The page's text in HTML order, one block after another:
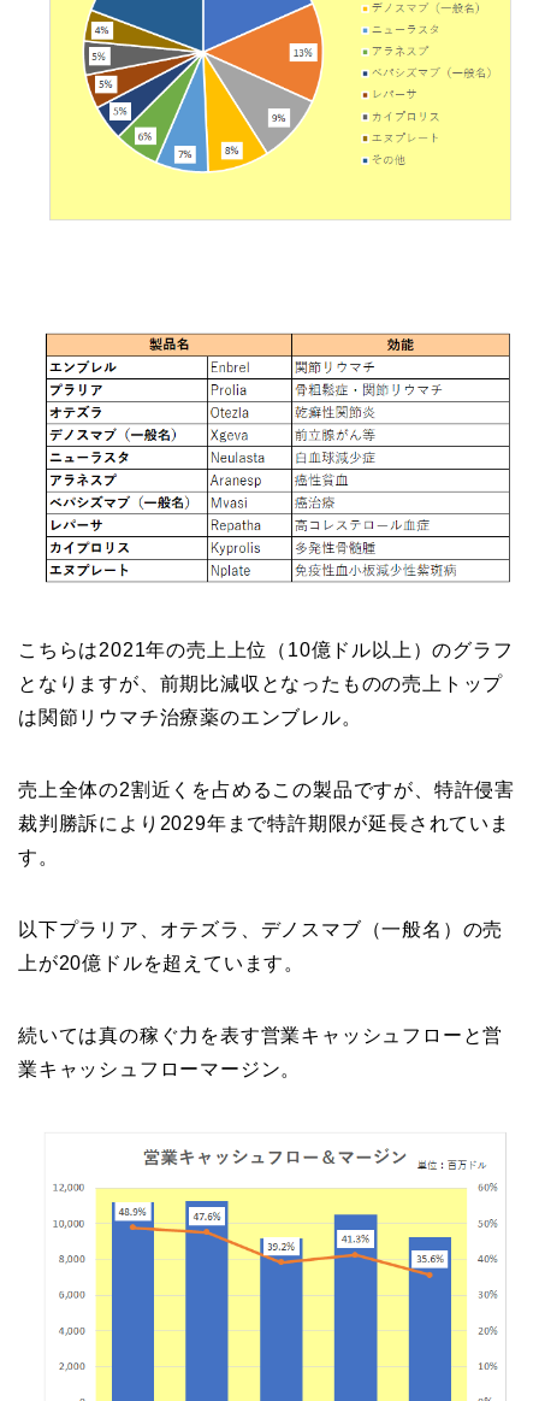
こちらは2021年の売上上位（10億ドル以上）のグラフ
となりますが、前期比減収となったものの売上トップ
は関節リウマチ治療薬のエンブレル。
売上全体の2割近くを占めるこの製品ですが、特許侵害
裁判勝訴により2029年まで特許期限が延長されていま
す。
以下プラリア、オテズラ、デノスマブ（一般名）の売
上が20億ドルを超えています。
続いては真の稼ぐ力を表す営業キャッシュフローと営
業キャッシュフローマージン。